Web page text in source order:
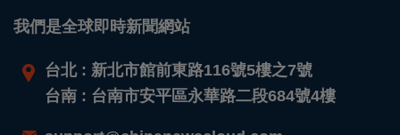
我們是全球即時新聞網站
台北 : 新北市館前東路116號5樓之7號
台南 : 台南市安平區永華路二段684號4樓